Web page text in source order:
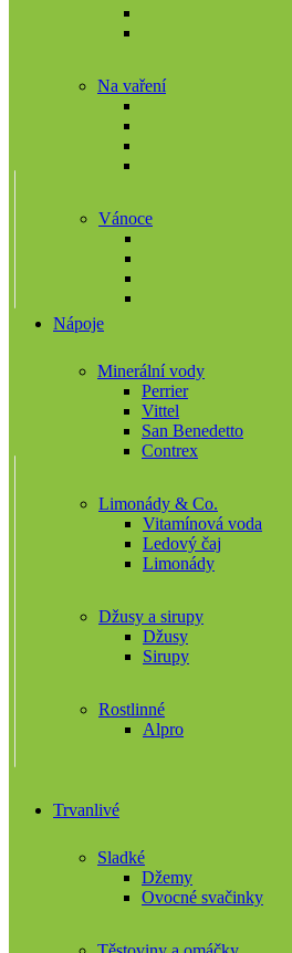
Na vaření
Vánoce
Nápoje
Minerální vody
Perrier
Vittel
San Benedetto
Contrex
Limonády & Co.
Vitamínová voda
Ledový čaj
Limonády
Džusy a sirupy
Džusy
Sirupy
Rostlinné
Alpro
Trvanlivé
Sladké
Džemy
Ovocné svačinky